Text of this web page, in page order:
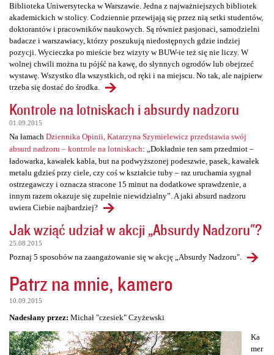
Biblioteka Uniwersytecka w Warszawie. Jedna z najważniejszych bibliotek
akademickich w stolicy. Codziennie przewijają się przez nią setki studentów,
doktorantów i pracowników naukowych. Są również pasjonaci, samodzielni
badacze i warszawiacy, którzy poszukują niedostępnych gdzie indziej
pozycji. Wycieczka po mieście bez wizyty w BUW-ie też się nie liczy. W
wolnej chwili można tu pójść na kawę, do słynnych ogrodów lub obejrzeć
wystawę. Wszystko dla wszystkich, od ręki i na miejscu. No tak, ale najpierw
trzeba się dostać do środka.
Kontrole na lotniskach i absurdy nadzoru
01.09.2015
Na łamach Dziennika Opinii, Katarzyna Szymielewicz przedstawia swój
absurd nadzoru – kontrole na lotniskach: „Dokładnie ten sam przedmiot –
ładowarka, kawałek kabla, but na podwyższonej podeszwie, pasek, kawałek
metalu gdzieś przy ciele, czy coś w kształcie tuby – raz uruchamia sygnał
ostrzegawczy i oznacza stracone 15 minut na dodatkowe sprawdzenie, a
innym razem okazuje się zupełnie niewidzialny”. A jaki absurd nadzoru
uwiera Ciebie najbardziej?
Jak wziąć udział w akcji „Absurdy Nadzoru"?
25.08.2015
Poznaj 5 sposobów na zaangażowanie się w akcję „Absurdy Nadzoru".
Patrz na mnie, kamero
10.09.2015
Nadesłany przez: Michał "czesiek" Czyżewski
Ka
mer